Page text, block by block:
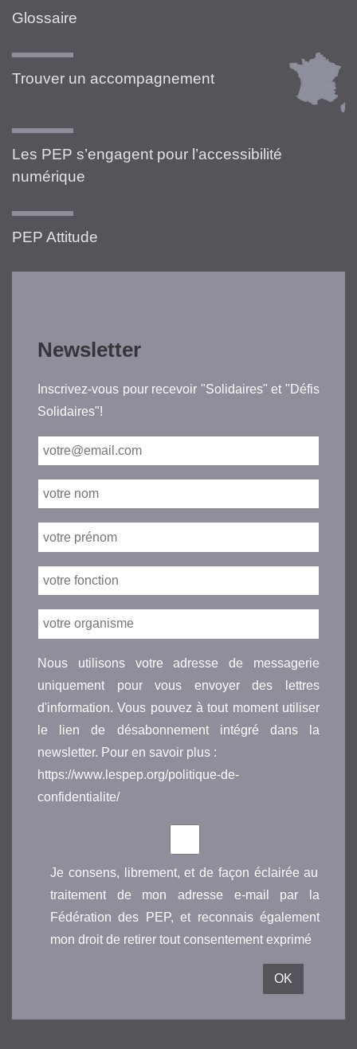
Glossaire
Trouver un accompagnement
Les PEP s’engagent pour l’accessibilité
numérique
PEP Attitude
Newsletter
Inscrivez-vous pour recevoir "Solidaires" et "Défis
Solidaires"!
Nous utilisons votre adresse de messagerie
uniquement pour vous envoyer des lettres
d'information. Vous pouvez à tout moment utiliser
le lien de désabonnement intégré dans la
newsletter. Pour en savoir plus :
https://www.lespep.org/politique-de-
confidentialite/
Je consens, librement, et de façon éclairée au
traitement de mon adresse e-mail par la
Fédération des PEP, et reconnais également
mon droit de retirer tout consentement exprimé